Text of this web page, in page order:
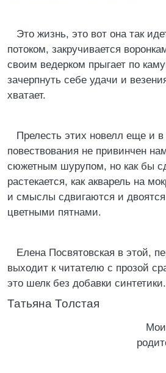
Это жизнь, это вот она так
потоком, закручивается
своим ведерком прыгает по
зачерпнуть себе удачи и
хватает.
Прелесть этих новелл еще и
повествования не привинчен
сюжетным шурупом, но как бы
растекается, как акварель на
и смыслы сдвигаются и
цветными пятнами.
Елена Посвятовская в этой,
выходит к читателю с прозой
это шелк без добавки
Татьяна Толстая